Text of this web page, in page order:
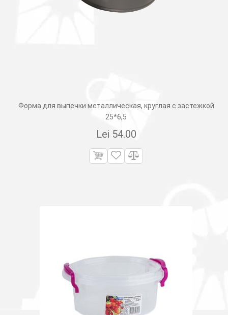
Форма для выпечки металлическая, круглая с застежкой
25*6,5
Lei 54.00